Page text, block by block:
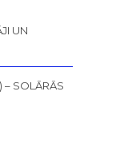
UN
– SOLĀRĀS